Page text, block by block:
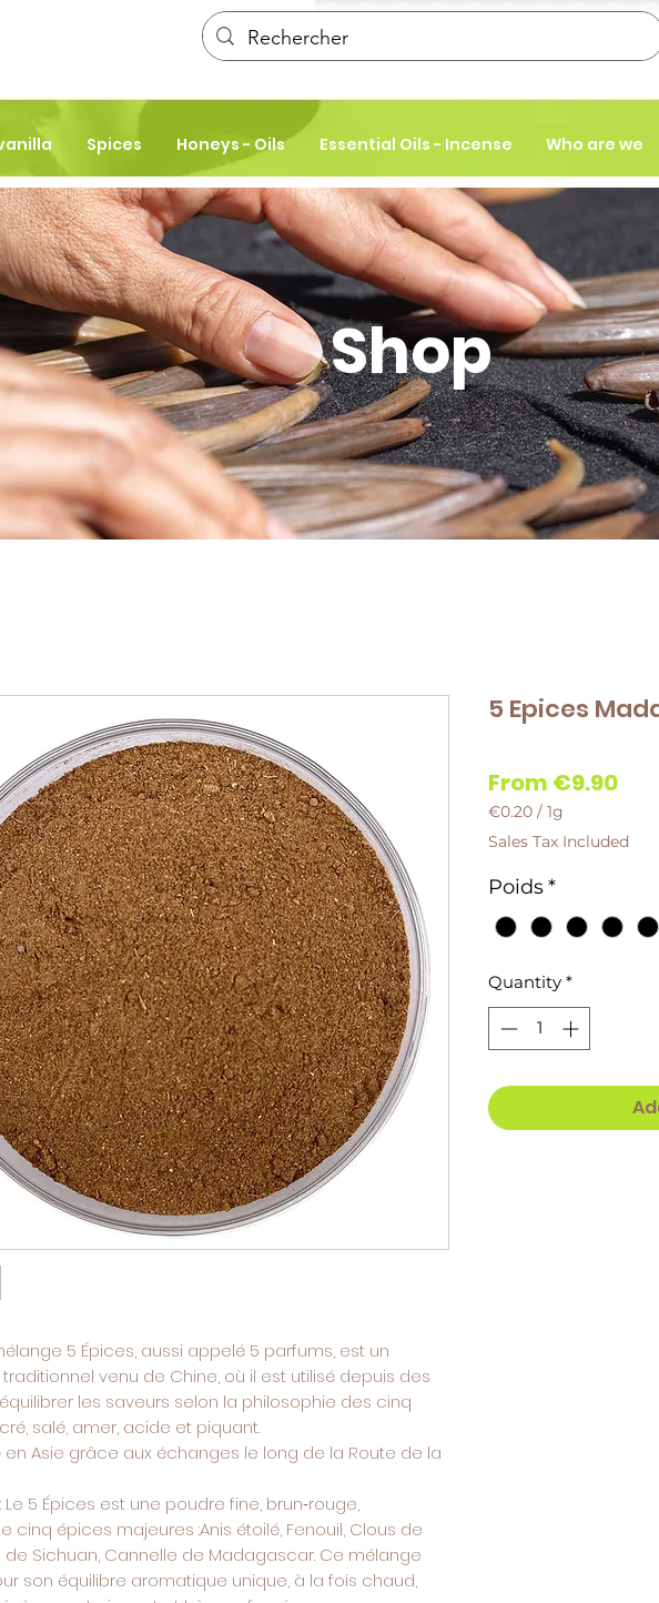
Spices Honeys - Oils Essential Oils - Incense Who are we
Shop
5 Épices, aussi appelé 5 parfums, est un
venu de Chine, où il est utilisé depuis des
les saveurs selon la philosophie des cinq
salé, amer, acide et piquant.
en Asie grâce aux échanges le long de la Route de la
Le 5 Épices est une poudre fine, brun‑rouge,
cinq épices majeures :Anis étoilé, Fenouil, Clous de
de Sichuan, Cannelle de Madagascar. Ce mélange
son équilibre aromatique unique, à la fois chaud,
5 Epices
From €9.90Sale
€0.20 / 1g
€0.20
per
1
Gram
Sales Tax Included
Poids*
Quantity *